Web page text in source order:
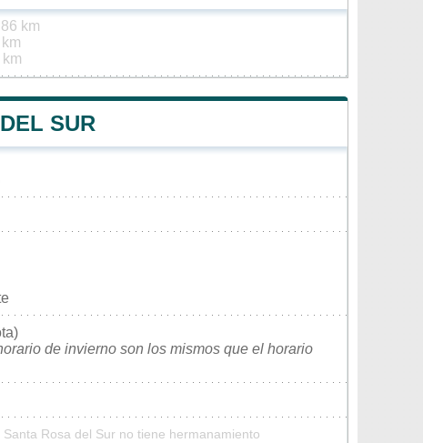
86 km
km
SUR
de invierno son los mismos que el horario
Rosa del Sur no tiene hermanamiento